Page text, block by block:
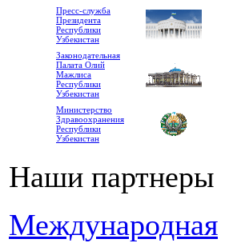
Пресс-служба
Президента
Республики
Узбекистан
Законодательная
Палата Олий
Мажлиса
Республики
Узбекистан
Министерство
Здравоохранения
Республики
Узбекистан
Наши партнеры
Международная